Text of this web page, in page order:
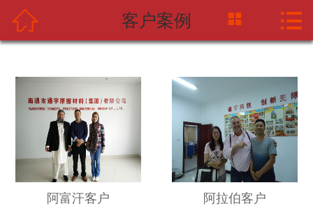
网站首页
产品中心
应用案例
海天企业
 客户案例  
阿富汗客户 阿拉伯客户